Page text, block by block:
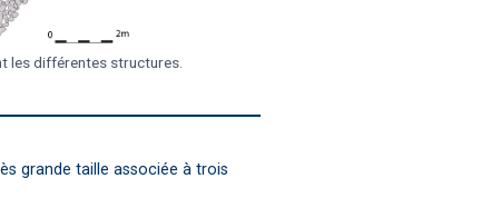
les différentes structures.
grande taille associée à trois